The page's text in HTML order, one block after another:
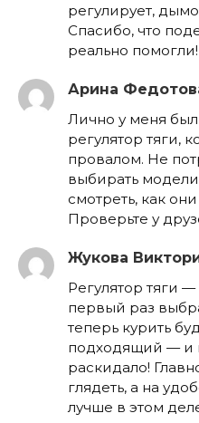
регулирует,
Спасибо, что
реально помогли!
Арина
Лично у меня был
регулятор тяги,
провалом. Не
выбирать
смотреть, как
Проверьте у
Жукова
Регулятор тяги
первый раз
теперь курить
подходящий — и
раскидало!
глядеть, а на
лучше в этом